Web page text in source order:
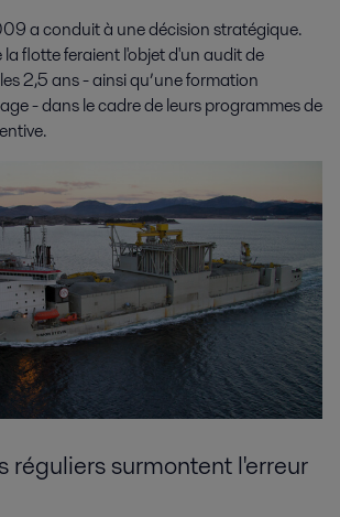
a conduit à une décision stratégique.
la flotte feraient l'objet d'un audit de
2,5 ans -ainsi qu’une formation
- dans le cadre de leurs programmes de
réguliers surmontent l'erreur